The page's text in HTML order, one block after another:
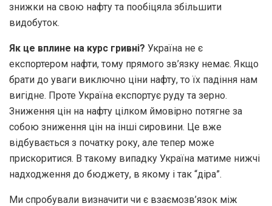
знижки на свою нафту та пообіцяла збільшити
видобуток.
Як це вплине на курс гривні? Україна не є
експортером нафти, тому прямого зв’язку немає. Якщо
брати до уваги виключно ціни нафту, то їх падіння нам
вигідне. Проте Україна експортує руду та зерно.
Зниження цін на нафту цілком ймовірно потягне за
собою зниження цін на інші сировини. Це вже
відбувається з початку року, але тепер може
прискоритися. В такому випадку Україна матиме нижчі
надходження до бюджету, в якому і так “діра”.
Ми спробували визначити чи є взаємозв’язок між